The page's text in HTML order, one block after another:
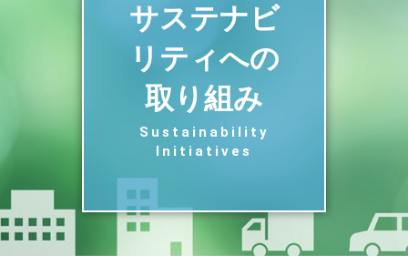
サステナビ
リティへの
取り組み
Sustainability
Initiatives